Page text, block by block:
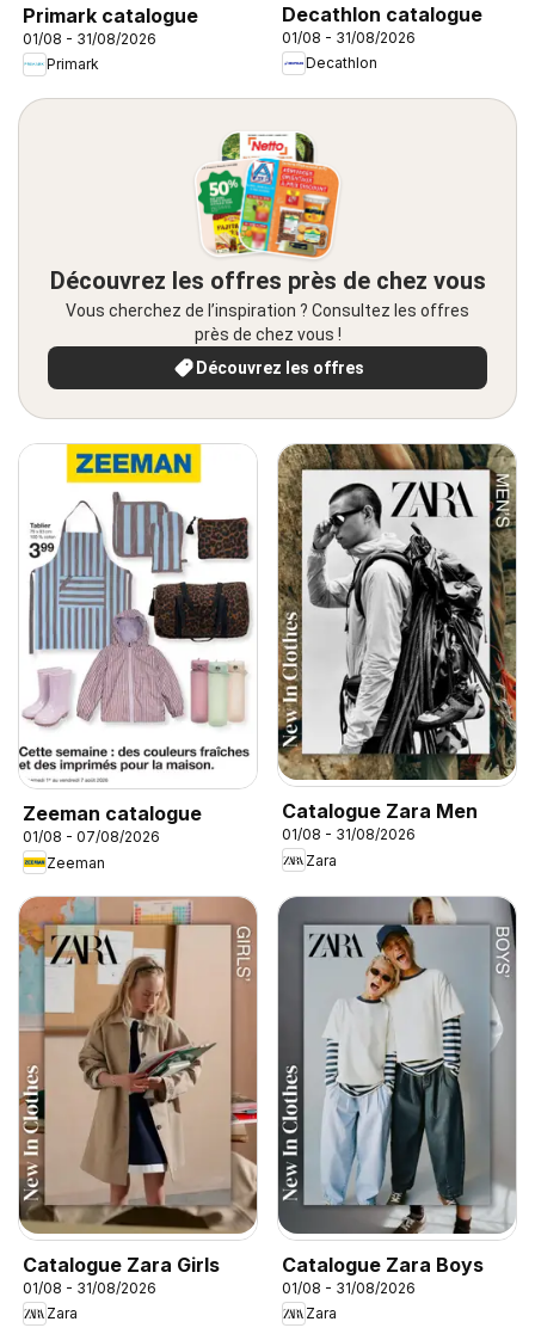
Primark catalogue
01/08 - 31/08/2026
Primark
Decathlon catalogue
01/08 - 31/08/2026
Decathlon
Découvrez les offres près de chez vous
Vous cherchez de l’inspiration ? Consultez les offres
près de chez vous !
Découvrez les offres
Zeeman catalogue
01/08 - 07/08/2026
Zeeman
Catalogue Zara Men
01/08 - 31/08/2026
Zara
Catalogue Zara Girls
01/08 - 31/08/2026
Zara
Catalogue Zara Boys
01/08 - 31/08/2026
Zara